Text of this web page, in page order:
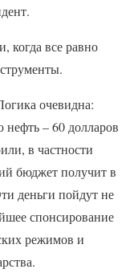
когда все равно
очевидна:
– 60 долларов
в частности
бюджет получит в
деньги пойдут не
спонсирование
режимов и